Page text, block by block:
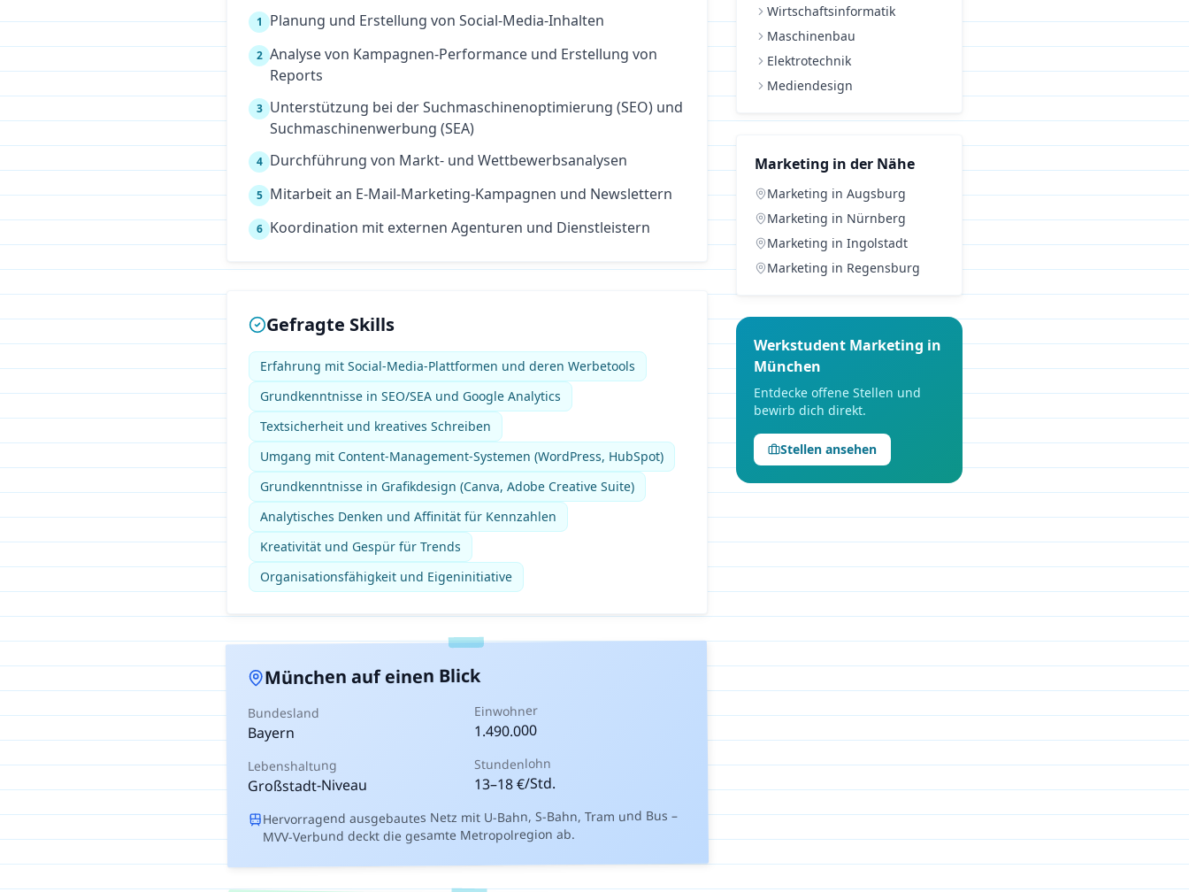
1 Planung und Erstellung von Social-Media-Inhalten
2 Analyse von Kampagnen-Performance und Erstellung von
Reports
3 Unterstützung bei der Suchmaschinenoptimierung (SEO) und
Suchmaschinenwerbung (SEA)
4 Durchführung von Markt- und Wettbewerbsanalysen
5 Mitarbeit an E-Mail-Marketing-Kampagnen und Newslettern
6 Koordination mit externen Agenturen und Dienstleistern
Gefragte Skills
Erfahrung mit Social-Media-Plattformen und deren Werbetools
Grundkenntnisse in SEO/SEA und Google Analytics
Textsicherheit und kreatives Schreiben
Umgang mit Content-Management-Systemen (WordPress, HubSpot)
Grundkenntnisse in Grafikdesign (Canva, Adobe Creative Suite)
Analytisches Denken und Affinität für Kennzahlen
Kreativität und Gespür für Trends
Organisationsfähigkeit und Eigeninitiative
München auf einen Blick
Bundesland
Bayern
Einwohner
1.490.000
Lebenshaltung
Großstadt-Niveau
Stundenlohn
13–18€/Std.
Hervorragend ausgebautes Netz mit U-Bahn, S-Bahn, Tram und Bus –
MVV-Verbund deckt die gesamte Metropolregion ab.
Wirtschaftsinformatik
Maschinenbau
Elektrotechnik
Mediendesign
Marketing in der Nähe
Marketing in Augsburg
Marketing in Nürnberg
Marketing in Ingolstadt
Marketing in Regensburg
Werkstudent Marketing in
München
Entdecke offene Stellen und
bewirb dich direkt.
Stellen ansehen